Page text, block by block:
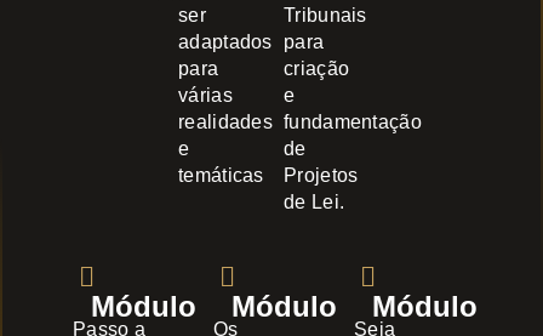
ser
adaptados
para
várias
realidades
e
temáticas
Tribunais
para
criação
e
fundamentação
de
Projetos
de Lei.
Módulo
Passo a
Módulo
Os
Módulo
Seja